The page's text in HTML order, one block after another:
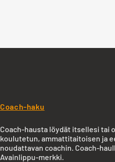
Coach-haku
Coach-hausta löydät itsellesi tai
koulutetun, ammattitaitoisen ja
noudattavan coachin. Coach-
Avainlippu-merkki.